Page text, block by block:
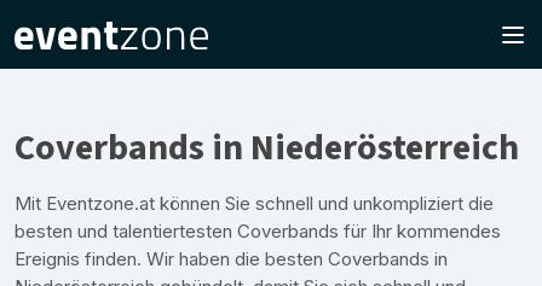
Coverbands in Niederösterreich
Mit Eventzone.at können Sie schnell und unkompliziert die
besten und talentiertesten Coverbands für Ihr kommendes
Ereignis finden. Wir haben die besten Coverbands in